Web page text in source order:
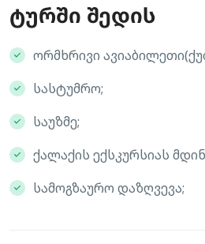
ტურში შედის
ორმხრივი
სასტუმრო;
საუზმე;
ქალაქის ექსკურსიას
სამოგზაურო დაზღვევა;